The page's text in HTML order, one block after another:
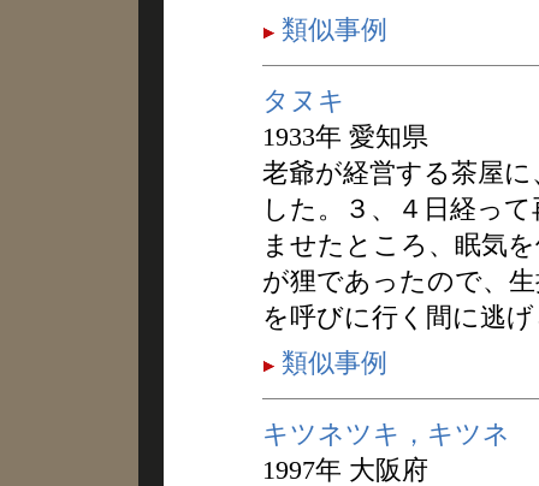
類似事例
タヌキ
1933年 愛知県
老爺が経営する茶屋
した。３、４日経っ
ませたところ、眠気
が狸であったので、
を呼びに行く間に逃
類似事例
キツネツキ，キツネ
1997年 大阪府